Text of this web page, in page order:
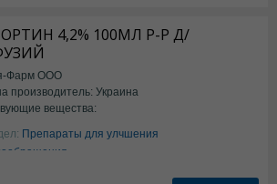
4,2% 100МЛ Р-Р Д/
Фарм ООО
производитель: Украина
вещества:
Препараты для улчшения